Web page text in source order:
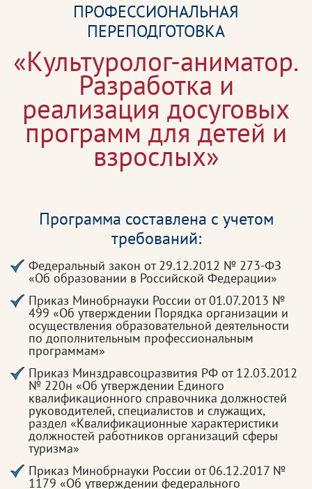
ПРОФЕССИОНАЛЬНАЯ
ПЕРЕПОДГОТОВКА
«Культуролог-аниматор.
Разработка и
реализация досуговых
программ для детей и
взрослых»
Программа составлена с учетом
требований:
Федеральный закон от 29.12.2012 № 273-ФЗ
«Об образовании в Российской Федерации»
Приказ Минобрнауки России от 01.07.2013 №
499 «Об утверждении Порядка организации и
осуществления образовательной деятельности
по дополнительным профессиональным
программам»
Приказ Минздравсоцразвития РФ от 12.03.2012
№ 220н «Об утверждении Единого
квалификационного справочника должностей
руководителей, специалистов и служащих,
раздел «Квалификационные характеристики
должностей работников организаций сферы
туризма»
Приказ Минобрнауки России от 06.12.2017 №
1179 «Об утверждении федерального